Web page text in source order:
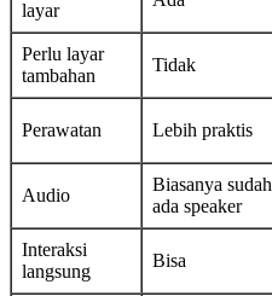
layar
Perlu layar
tambahan
Tidak
Perawatan Lebih praktis
Audio
Biasanya sudah
ada speaker
Interaksi
langsung
Bisa